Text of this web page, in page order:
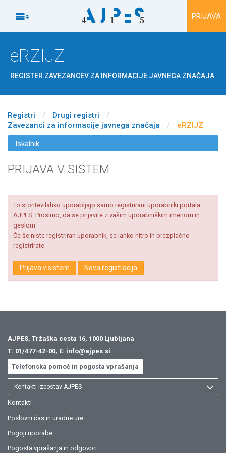
Na vsebino
 PRIJAVA
eRZIJZ
REGISTER ZAVEZANCEV ZA INFORMACIJE JAVNEGA ZNAČAJA
Registri / Drugi registri
/
Zavezanci za informacije javnega značaja
/
eRZIJZ
Iskalnik
PRIJAVA V SISTEM
To storitev lahko uporabljajo samo registrirani uporabniki portala
AJPES. Prosimo, da se prijavite z vašim uporabniškim imenom in
geslom.
Če še niste registriran uporabnik, se lahko hitro in brezplačno
registrirate.
Prijava v sistem Nova registracija
AJPES, Tržaška cesta 16, 1000 Ljubljana
T: 01/477-42-00, E: info@ajpes.si
Telefonska pomoč in pogosta vprašanja
Kontakti izpostav AJPES
Kontakti
Poslovni čas in uradne ure
Pogoji uporabe
Pogosta vprašanja in odgovori